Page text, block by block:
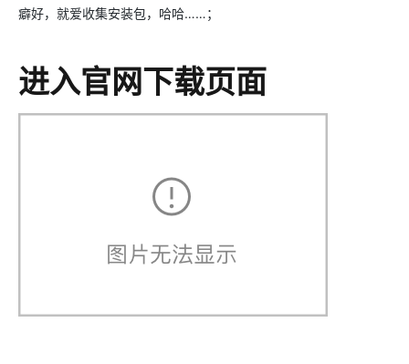
癖好，就爱收集安装包，哈哈……；
进入官网下载页面